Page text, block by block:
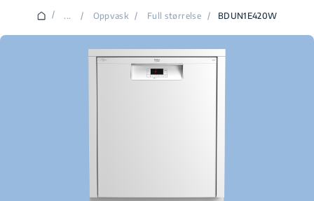
/ ... / Oppvask / Full størrelse / BDUN1E420W